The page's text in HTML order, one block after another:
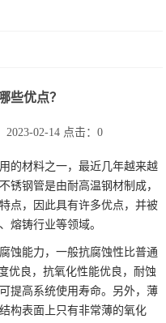
些优点？
2023-02-14 点击： 0
的材料之一，最近几年越来越
锈钢管是由耐高温钢材制成，
点，因此具有许多优点，并被
熔铸行业等领域。
蚀能力，一般抗腐蚀性比普通
优良，抗氧化性能优良，耐蚀
提高系统使用寿命。另外，薄
构表面上只有非常薄的氧化